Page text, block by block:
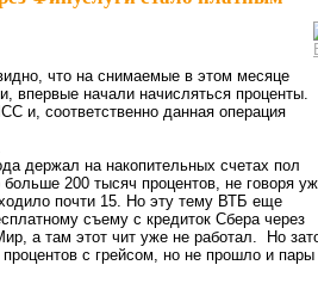
что на снимаемые в этом месяце
впервые начали начисляться проценты.
и, соответственно данная операция
держал на накопительных счетах пол
200 тысяч процентов, не говоря
почти 15. Но эту тему ВТБ еще
съему с кредиток Сбера через
а там этот чит уже не работал. Но
с грейсом, но не прошло и пары